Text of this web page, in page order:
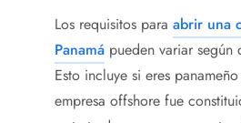
Los requisitos para abrir una
Panamá pueden variar según
Esto incluye si eres
empresa offshore fue